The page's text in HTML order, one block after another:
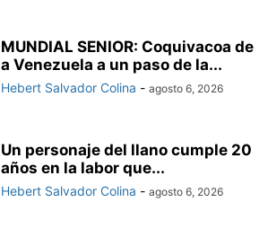
MUNDIAL SENIOR: Coquivacoa de
a Venezuela a un paso de la...
Hebert Salvador Colina - agosto 6, 2026
Un personaje del llano cumple 20
años en la labor que...
Hebert Salvador Colina - agosto 6, 2026